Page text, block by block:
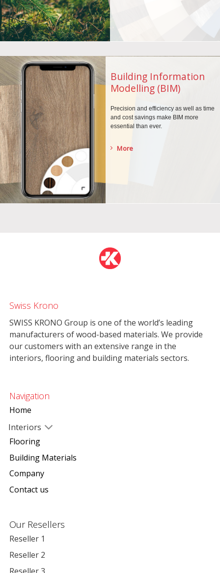
Building Information
Modelling (BIM)
Precision and efficiency as well as time
and cost savings make BIM more
essential than ever.
More
Swiss Krono
SWISS KRONO Group is one of the world’s leading
manufacturers of wood-based materials. We provide
our customers with an extensive range in the
interiors, flooring and building materials sectors.
Navigation
Home
Interiors
Flooring
Building Materials
Company
Contact us
Our Resellers
Reseller 1
Reseller 2
Reseller 3